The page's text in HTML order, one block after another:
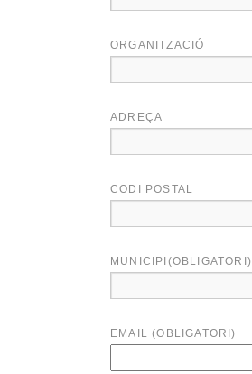
ORGANITZACIÓ
ADREÇA
CODI POSTAL
MUNICIPI(OBLIGATORI)
EMAIL (OBLIGATORI)